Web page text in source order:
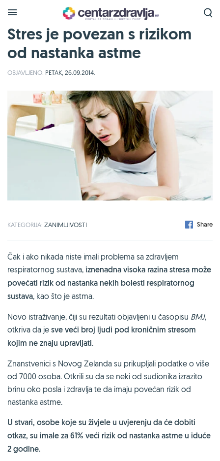
Stres je povezan s rizikom
od nastanka astme
OBJAVLJENO: PETAK, 26.09.2014.
KATEGORIJA: ZANIMLJIVOSTI Share
Čak i ako nikada niste imali problema sa zdravljem
respiratornog sustava, iznenadna visoka razina stresa može
povećati rizik od nastanka nekih bolesti respiratornog
sustava, kao što je astma.
Novo istraživanje, čiji su rezultati objavljeni u časopisu BMJ,
otkriva da je sve veći broj ljudi pod kroničnim stresom
kojim ne znaju upravljati.
Znanstvenici s Novog Zelanda su prikupljali podatke o više
od 7000 osoba. Otkrili su da se neki od sudionika izrazito
brinu oko posla i zdravlja te da imaju povećan rizik od
nastanka astme.
U stvari, osobe koje su živjele u uvjerenju da će dobiti
otkaz, su imale za 61% veći rizik od nastanka astme u iduće
2 godine.